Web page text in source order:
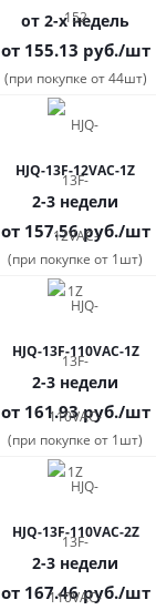
от 2-х недель
от 155.13 руб./шт
(при покупке от 44шт)
HJQ-13F-12VAC-1Z
2-3 недели
от 157.56 руб./шт
(при покупке от 1шт)
HJQ-13F-110VAC-1Z
2-3 недели
от 161.93 руб./шт
(при покупке от 1шт)
HJQ-13F-110VAC-2Z
2-3 недели
от 167.46 руб./шт